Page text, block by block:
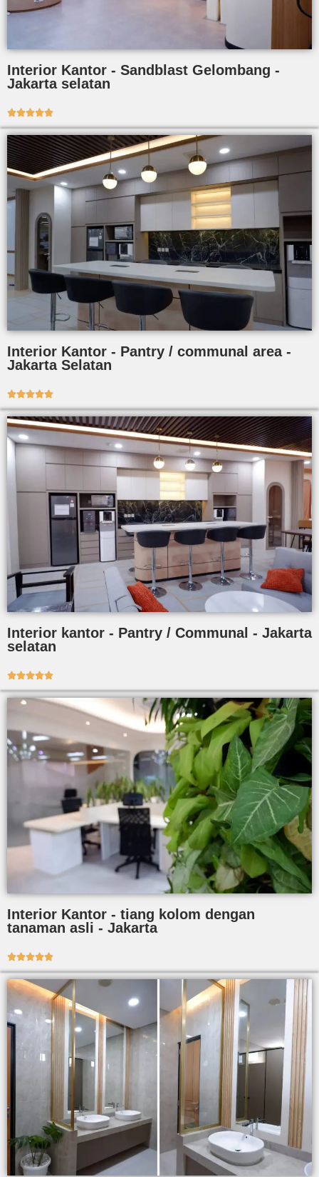
Interior Kantor - Sandblast Gelombang -
Jakarta selatan

Interior Kantor - Pantry / communal area -
Jakarta Selatan

Interior kantor - Pantry / Communal - Jakarta
selatan

Interior Kantor - tiang kolom dengan
tanaman asli - Jakarta
